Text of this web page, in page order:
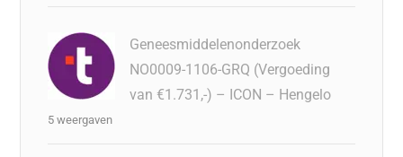
Geneesmiddelenonderzoek
NO0009-1106-GRQ (Vergoeding
van €1.731,-) – ICON – Hengelo
5 weergaven